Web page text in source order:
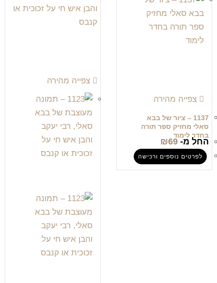
צפייה מהירה
1137 – ציור של בבא
סאלי מחזיק ספר תורה
בחדר לימוד
החל מ- ₪69
לפרטים נוספים ורכישה
צפייה מהירה